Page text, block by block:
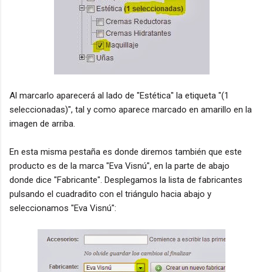
Al marcarlo aparecerá al lado de "Estética" la etiqueta "(1
seleccionadas)", tal y como aparece marcado en amarillo en la
imagen de arriba.
En esta misma pestaña es donde diremos también que este
producto es de la marca "Eva Visnú", en la parte de abajo
donde dice "Fabricante". Desplegamos la lista de fabricantes
pulsando el cuadradito con el triángulo hacia abajo y
seleccionamos "Eva Visnú":